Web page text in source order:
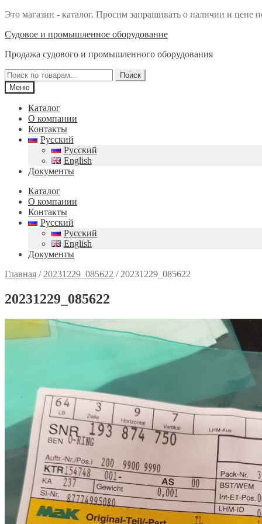
Это магазин - каталог. Просим запрашивать о наличии и цене
Перейти
навигации
Перейти
содержимому
Судовое и промышленное оборудование
Продажа судового и промышленного оборудования
Искать:
Поиск
Меню
Каталог
О компании
Контакты
Русский
Русский
English
Документы
Каталог
О компании
Контакты
Русский
Русский
English
Документы
Главная / 20231229_085622 / 20231229_085622
20231229_085622